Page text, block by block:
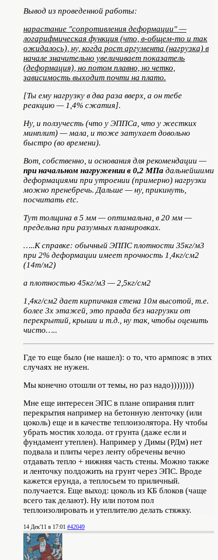
Вывод из проведенной работы:
нарастание "сопротивления деформации" —
логарифмическая функция (что, в-общем-то и так
ожидалось), ну, когда рост аргумента (нагрузка) в
начале значительно увеличивает показатель
(деформация), но потом плавно, но четко,
зависимость выходит почти на плато.
[Ты ему нагрузку в два раза вверх, а он тебе
реакцию — 1,4% сжатия].
Ну, и ползучесть (что у ЭППСа, что у жестких
минплит) — мала, и тоже затухает довольно
быстро (во времени).
Вот, собственно, и основания для рекомендации —
при начальном нагружении в 0,2 МПа дальнейшими
деформациями при утроении (примерно) нагрузки
можно пренебречь. Дальше — ну, прикинуть,
посчитать etc.
Тут толщина в 5 мм — оптимальна, в 20 мм —
предельна при разумных планировках.
…..К справке: обычный ЭППС плотности 35кг/м3
при 2% деформации имеет прочность 1,4кг/см2
(14т/м2)
а плотностью 45кг/м3 — 2,5кг/см2
1,4кг/см2 дает кирпичная стена 10м высотой, т.е.
более 3х этажей, это правда без нагрузки от
перекрытий, крыши и т.д., ну так, чтобы оценить
чисто…..
Где то еще было (не нашел): о то, что армпояс в этих
случаях не нужен.
Мы конечно отошли от темы, но раз надо))))))))
Мне еще интересен ЭПС в плане опирания плит
перекрытия например на бетонную ленточку (или
цоколь) еще и в качестве теплоизолятора. Ну чтобы
убрать мостик холода. от грунта (даже если и
фундамент утеплен). Например у Димы (РДм) нет
подвала и плиты через ленту обречены вечно
отдавать тепло + нижняя часть стены. Можно также
и ленточку полдожить на грунт через ЭПС. Вроде
кажется ерунда, а теплосьем то приличный.
получается. Еще выход: цоколь из КБ блоков (чаще
всего так делают). Ну или потом пол
теплоизолировать и утеплителю делать стяжку.
14 Дек'11 в 17:01 #42049